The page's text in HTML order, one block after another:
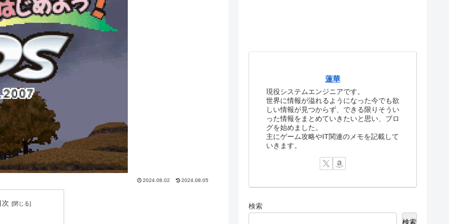
2024.08.02 2024.08.05
次
蓮華
現役システムエンジニアです。
世界に情報が溢れるようになった今でも欲
しい情報が見つからず、できる限りそうい
った情報をまとめていきたいと思い、ブロ
グを始めました。
主にゲーム攻略やIT関連のメモを記載して
いきます。
検索
検索